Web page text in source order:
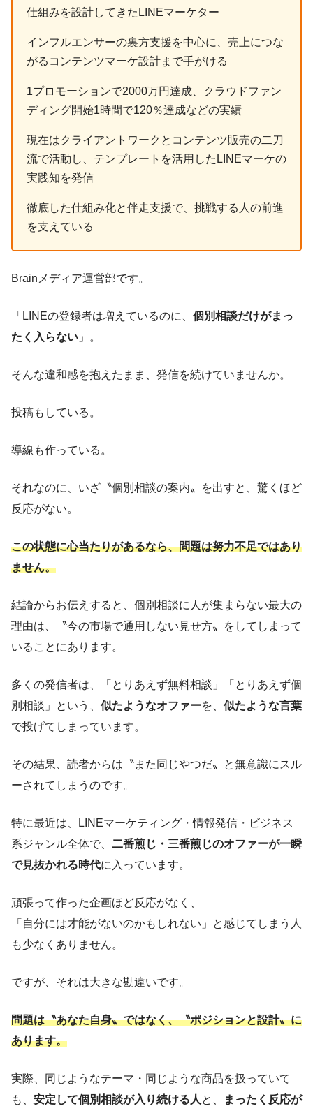
仕組みを設計してきたLINEマーケター
インフルエンサーの裏方支援を中心に、売上につな
がるコンテンツマーケ設計まで手がける
1プロモーションで2000万円達成、クラウドファン
ディング開始1時間で120％達成などの実績
現在はクライアントワークとコンテンツ販売の二刀
流で活動し、テンプレートを活用したLINEマーケの
実践知を発信
徹底した仕組み化と伴走支援で、挑戦する人の前進
を支えている
Brainメディア運営部です。
「LINEの登録者は増えているのに、 個別相談だけがまっ
たく入らない 」。
そんな違和感を抱えたまま、発信を続けていませんか。
投稿もしている。
導線も作っている。
それなのに、いざ〝個別相談の案内〟を出すと、驚くほど
反応がない。
この状態に心当たりがあるなら、問題は努力不足ではあり
ません。
結論からお伝えすると、個別相談に人が集まらない最大の
理由は、〝今の市場で通用しない見せ方〟をしてしまって
いることにあります。
多くの発信者は、「とりあえず無料相談」「とりあえず個
別相談」という、 似たようなオファーを、 似たような言葉
で投げてしまっています。
その結果、読者からは〝また同じやつだ〟と無意識にスル
ーされてしまうのです。
特に最近は、LINEマーケティング・情報発信・ビジネス
系ジャンル全体で、 二番煎じ・三番煎じのオファーが一瞬
で見抜かれる時代に入っています。
頑張って作った企画ほど反応がなく、
「自分には才能がないのかもしれない」と感じてしまう人
も少なくありません。
ですが、それは大きな勘違いです。
問題は〝あなた自身〟ではなく、〝ポジションと設計〟に
あります。
実際、同じようなテーマ・同じような商品を扱っていて
も、 安定して個別相談が入り続ける人 と、
まったく反応が